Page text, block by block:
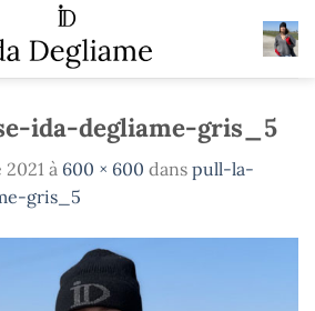
ida-degliame-gris_5
2021 à 600 × 600 dans pull-la-
gris_5